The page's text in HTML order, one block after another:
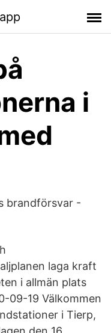
i
brandförsvar -
laga kraft
i allmän plats
09-19 Välkommen
i Tierp,